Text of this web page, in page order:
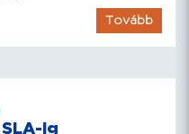
Tovább
ig